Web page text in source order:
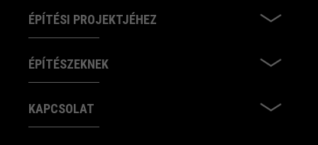
ÉPÍTÉSI PROJEKTJÉHEZ
ÉPÍTÉSZEKNEK
KAPCSOLAT